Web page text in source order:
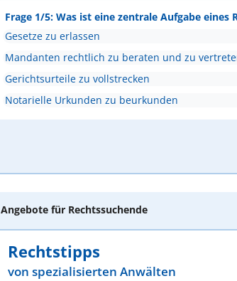
Frage 1/5: Was ist eine zentrale Aufgabe eines
Gesetze zu erlassen
Mandanten rechtlich zu beraten und zu
Gerichtsurteile zu vollstrecken
Notarielle Urkunden zu beurkunden
Angebote für Rechtssuchende
Rechtstipps
von spezialisierten Anwälten